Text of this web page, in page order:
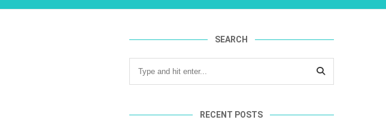
SEARCH
RECENT POSTS